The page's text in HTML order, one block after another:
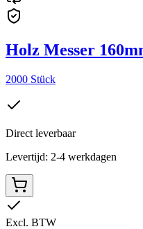
Holz Messer
2000 Stück
Direct leverbaar
Levertijd: 2-4 werkdagen
Excl. BTW